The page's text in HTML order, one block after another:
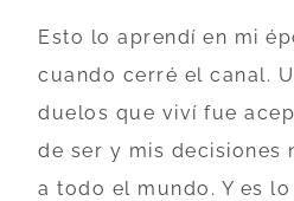
Esto lo aprendí en mi
cuando cerré el canal.
duelos que viví fue
de ser y mis decisiones
a todo el mundo. Y es